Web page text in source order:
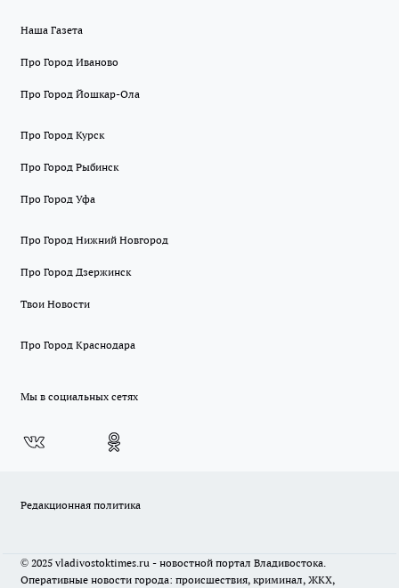
Наша Газета
Про Город Иваново
Про Город Йошкар-Ола
Про Город Курск
Про Город Рыбинск
Про Город Уфа
Про Город Нижний Новгород
Про Город Дзержинск
Твои Новости
Про Город Краснодара
Мы в социальных сетях
Редакционная политика
© 2025 vladivostoktimes.ru - новостной портал Владивостока.
Оперативные новости города: происшествия, криминал, ЖКХ,